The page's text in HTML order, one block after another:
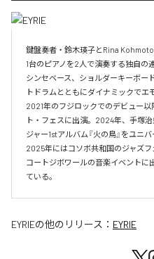
鍵盤奏者・鈴木瑛子とRina
1台のピアノを2人で演奏する独自の
シンセベース、ショルダーキーボー
トドラムとともにダイナミックでエ
2021年のフジロックでのデビュー
ト・フェスに出演。2024年、手塚治
ジャー1stアルバム『火の鳥』をユニ
2025年にはコソボ共和国のジャズ
コートジボワールの音楽イベントに
ている。​
EYRIEの他のリリース： EYRIE